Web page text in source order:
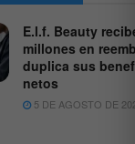
E.l.f. Beauty recibe
millones en
duplica sus
netos
5 DE AGOSTO DE